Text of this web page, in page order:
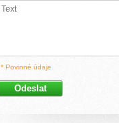
* Povinné údaje